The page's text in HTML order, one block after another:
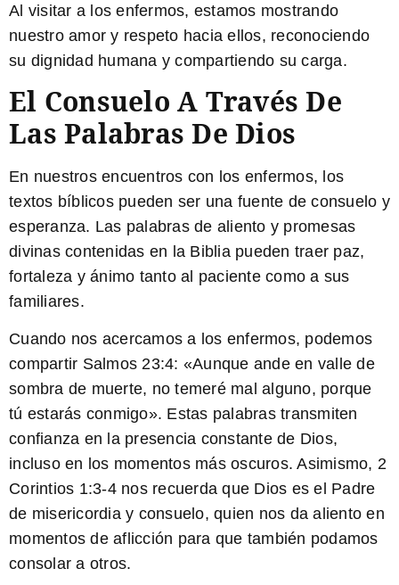
Al visitar a los enfermos, estamos mostrando
nuestro amor y respeto hacia ellos, reconociendo
su dignidad humana y compartiendo su carga.
El Consuelo A Través De
Las Palabras De Dios
En nuestros encuentros con los enfermos, los
textos bíblicos pueden ser una fuente de consuelo y
esperanza. Las palabras de aliento y promesas
divinas contenidas en la Biblia pueden traer paz,
fortaleza y ánimo tanto al paciente como a sus
familiares.
Cuando nos acercamos a los enfermos, podemos
compartir Salmos 23:4: «Aunque ande en valle de
sombra de muerte, no temeré mal alguno, porque
tú estarás conmigo». Estas palabras transmiten
confianza en la presencia constante de Dios,
incluso en los momentos más oscuros. Asimismo, 2
Corintios 1:3-4nos recuerda que Dios es el Padre
de misericordia y consuelo, quien nos da aliento en
momentos de aflicción para que también podamos
consolar a otros.